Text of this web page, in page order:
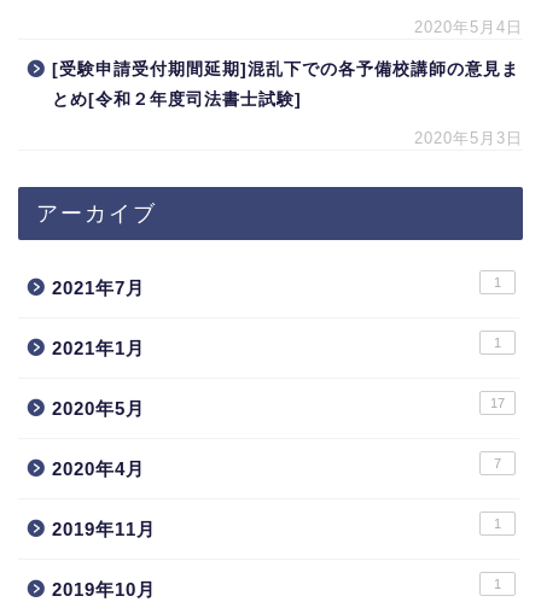
2020年5月4日
[受験申請受付期間延期]混乱下での各予備校講師の意見ま
とめ[令和２年度司法書士試験]
2020年5月3日
アーカイブ
2021年7月 1
2021年1月 1
2020年5月 17
2020年4月 7
2019年11月 1
2019年10月 1